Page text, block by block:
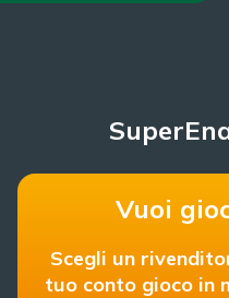
Vuoi
Scegli un
tuo conto gioco in